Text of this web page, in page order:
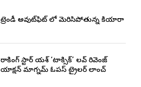
ట్రెండీ అవుట్‌ఫిట్ లో మెరిసిపోతున్న కియారా
రాకింగ్ స్టార్ యశ్ ‘టాక్సిక్’ లవ్ రివెంజ్
యాక్షన్ మాగ్నమ్ ఓపస్‌ ట్రైలర్ లాంచ్